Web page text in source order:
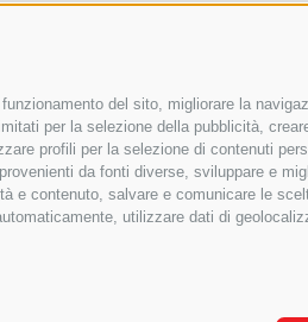
del sito, migliorare la
per la selezione della pubblicità,
profili per la selezione di contenuti
da fonti diverse, sviluppare e
e contenuto, salvare e comunicare le
utilizzare dati di